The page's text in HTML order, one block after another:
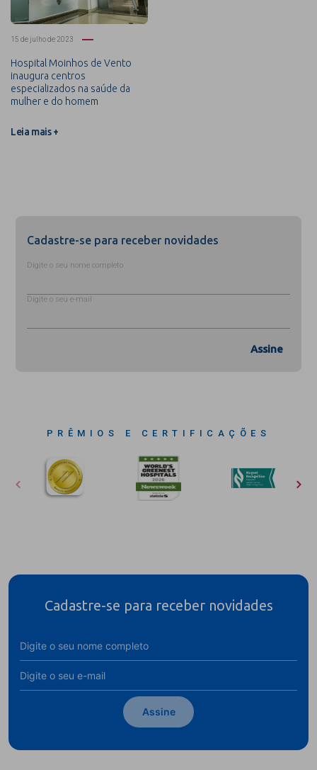
15 de julho de 2023
Hospital Moinhos de Vento
inaugura centros
especializados na saúde da
mulher e do homem
Leia mais +
Cadastre-se para receber novidades
Digite o seu nome completo
Digite o seu e-mail
Assine
PRÊMIOS E CERTIFICAÇÕES
Cadastre-se para receber novidades
Assine